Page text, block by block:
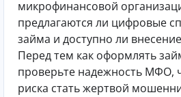
микрофинансовой
предлагаются ли цифровые
займа и доступно ли
Перед тем как оформлять
проверьте надежность МФО,
риска стать жертвой